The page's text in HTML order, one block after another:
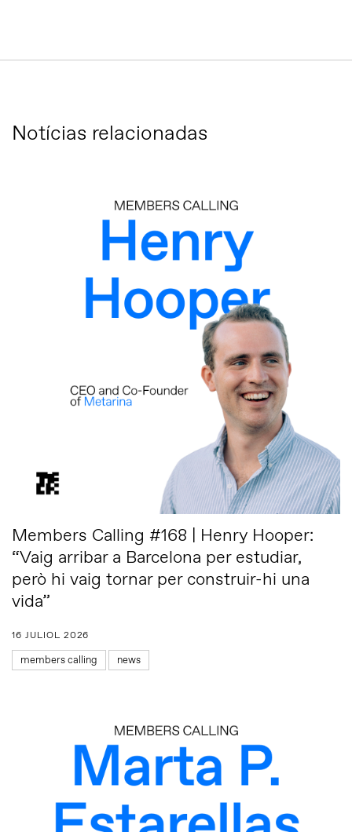
Notícias relacionadas
Members Calling #168 | Henry Hooper:
“Vaig arribar a Barcelona per estudiar,
però hi vaig tornar per construir-hi una
vida”
16 JULIOL 2026
members calling news